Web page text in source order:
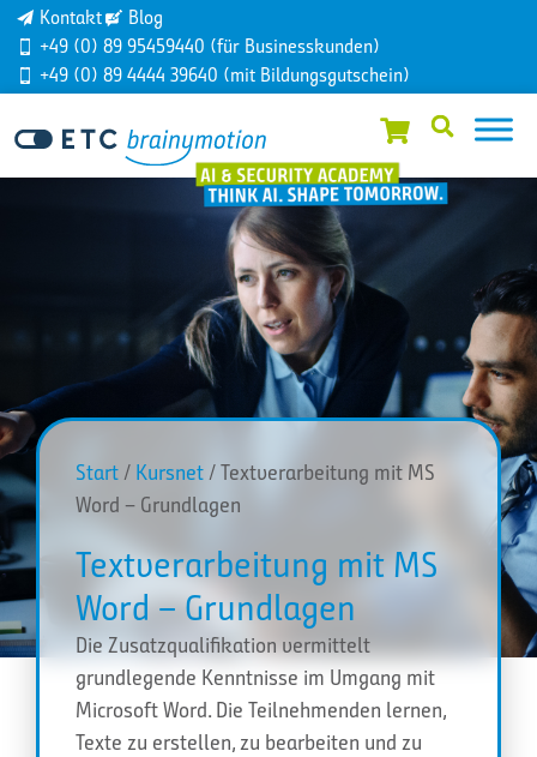
Kontakt
Blog
+49 (0) 89 95459440 (für Businesskunden)
+49 (0) 89 4444 39640 (mit Bildungsgutschein)
Start / Kursnet/ Textverarbeitung mit MS
Word – Grundlagen
Textverarbeitung mit MS
Word – Grundlagen
Die Zusatzqualifikation vermittelt
grundlegende Kenntnisse im Umgang mit
Microsoft Word. Die Teilnehmenden lernen,
Texte zu erstellen, zu bearbeiten und zu